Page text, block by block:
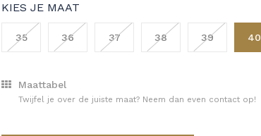
KIES JE MAAT
35 36 37 38 39 40
Maattabel
Twijfel je over de juiste maat? Neem dan even contact op!